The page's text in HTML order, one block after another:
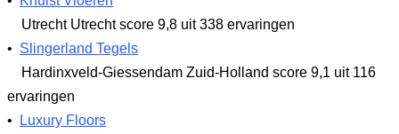
Utrecht Utrechtscore 9,8 uit 338 ervaringen
• Slingerland Tegels
Hardinxveld-Giessendam Zuid-Holland score 9,1 uit 116
ervaringen
•
Luxury Floors